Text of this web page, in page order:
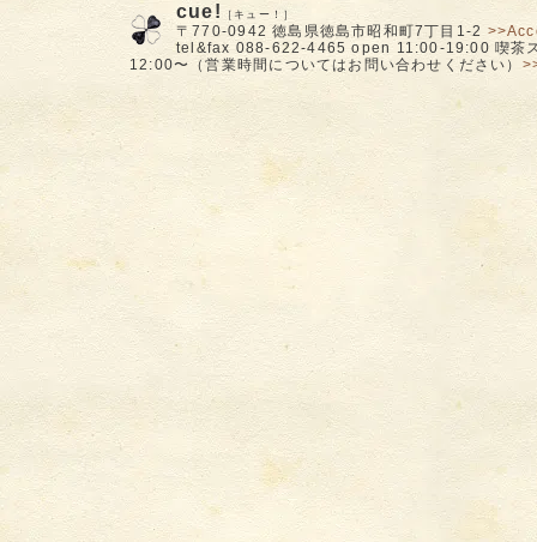
cue! ［キュー！］
〒770-0942 徳島県徳島市昭和町7丁目1-2
tel&fax 088-622-4465 open 11:00-19:00 喫茶
12:00〜（営業時間についてはお問い合わせください）